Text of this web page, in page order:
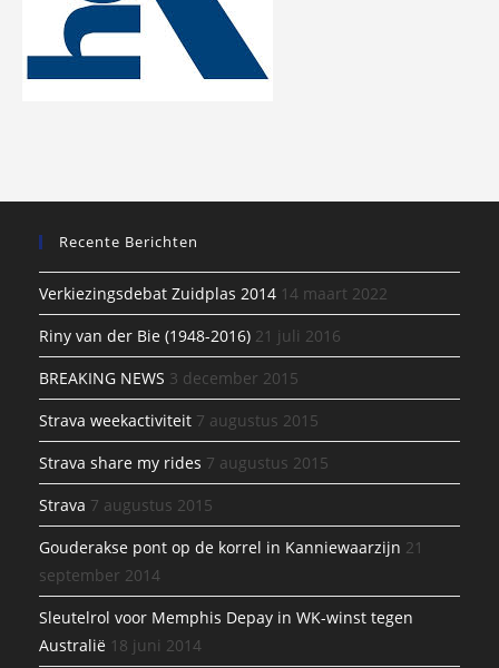
Recente Berichten
Verkiezingsdebat Zuidplas 2014 14 maart 2022
Riny van der Bie (1948-2016) 21 juli 2016
BREAKING NEWS 3 december 2015
Strava weekactiviteit 7 augustus 2015
Strava share my rides 7 augustus 2015
Strava 7 augustus 2015
Gouderakse pont op de korrel in Kanniewaarzijn 21
september 2014
Sleutelrol voor Memphis Depay in WK-winst tegen
Australië 18 juni 2014